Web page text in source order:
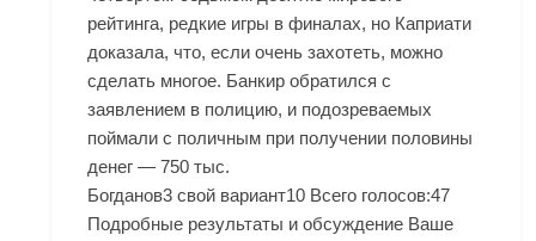
рейтинга, редкие игры в финалах, но Каприати
доказала, что, если очень захотеть, можно
сделать многое. Банкир обратился с
заявлением в полицию, и подозреваемых
поймали с поличным при получении половины
денег — 750 тыс.
Богданов3 свой вариант10 Всего голосов:47
Подробные результаты и обсуждение Ваше